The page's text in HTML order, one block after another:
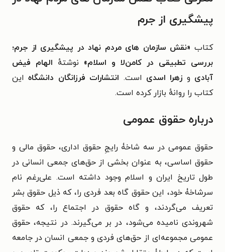
پیشگیری از جرم
کتاب «نقش سازمان های مردم نهاد در پیشگیری از جرم؛
بررسی تطبیقی در کامن‌لا و اسلام» نوشتهٔ الهام فیض
آبادی و زهرا اسدی است. انتشارات فرزانگان دانشگاه این
کتاب را روانهٔ بازار کرده است.
درباره حقوق عمومی
حقوق عمومی در سه شاخۀ رایجِ حقوق اداری، حقوق مالی و
حقوق اساسی، به عنوان بخشی از حق‌های جمعی انسانی در
طول تاریخ ایران و اسلام وجود داشته است. علی‌رغم نام
سرشاخۀ خود، این حقوق گاه بعد فردی را، که ذیل حقوق بشر
تعریف می‌گردند، و گاه حقوق در اجتماع را، که حقوق
شهروندی نامیده می‌شود، در بر می‌گیرند. در نتیجه، حقوق
عمومی مجموعه‌ای از حق‌های فردی و جمعی انسان در جامعه